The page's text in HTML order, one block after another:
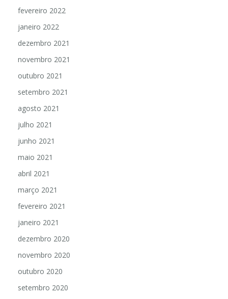
fevereiro 2022
janeiro 2022
dezembro 2021
novembro 2021
outubro 2021
setembro 2021
agosto 2021
julho 2021
junho 2021
maio 2021
abril 2021
março 2021
fevereiro 2021
janeiro 2021
dezembro 2020
novembro 2020
outubro 2020
setembro 2020